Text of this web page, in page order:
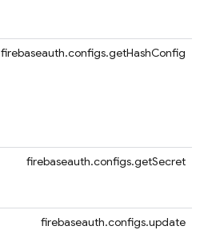
firebaseauth.configs.getHashConfig
firebaseauth.configs.getSecret
firebaseauth.configs.update